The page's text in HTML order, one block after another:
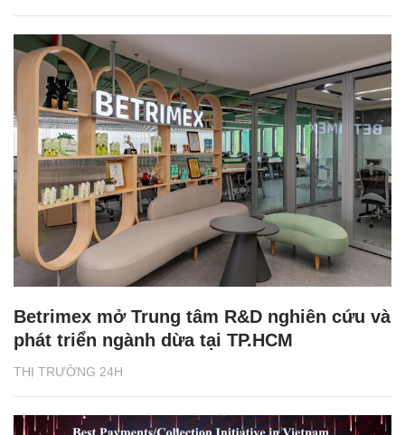
THỊ TRƯỜNG 24H
Betrimex mở Trung tâm R&D nghiên cứu và
phát triển ngành dừa tại TP.HCM